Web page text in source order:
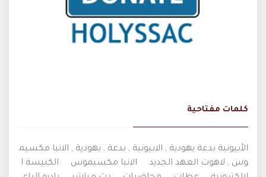
كلمات مفتاحية
الأبيونية بدعة يهودية , الابيونية , بدعة , يهودية , الانبا مكسيم
وس , لاهوت العهد الجديد
الانبا مكسيموس
الكنيسة ا